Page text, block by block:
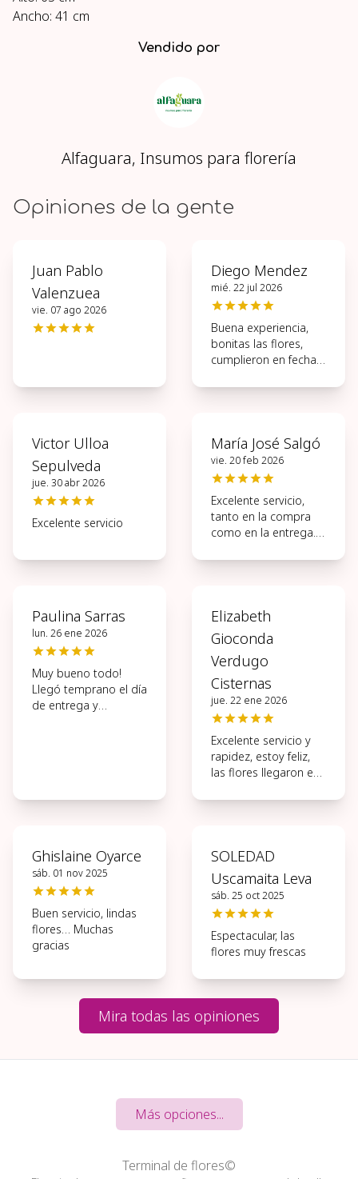
Ancho: 41 cm
Vendido por
Alfaguara, Insumos para florería
Opiniones de la gente
Juan Pablo
Valenzuea
vie. 07 ago 2026
Diego Mendez
mié. 22 jul 2026
Buena experiencia,
bonitas las flores,
cumplieron en fecha y
Victor Ulloa
Sepulveda
jue. 30 abr 2026
Excelente servicio
María José Salgó
vie. 20 feb 2026
Excelente servicio,
tanto en la compra
como en la entrega.
proceso.
Paulina Sarras
lun. 26 ene 2026
Muy bueno todo!
Llegó temprano el día
de entrega y
Elizabeth
Gioconda
Verdugo
Cisternas
jue. 22 ene 2026
Excelente servicio y
rapidez, estoy feliz,
las flores llegaron en
condiciones, muchas
Ghislaine Oyarce
sáb. 01 nov 2025
Buen servicio, lindas
flores… Muchas
gracias
SOLEDAD
Uscamaita Leva
sáb. 25 oct 2025
Espectacular, las
flores muy frescas
Mira todas las opiniones
Más opciones...
Terminal de flores©